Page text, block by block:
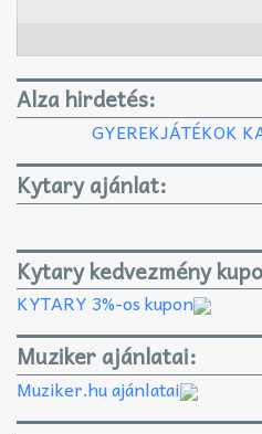
Alza hirdetés:
GYEREKJÁTÉKOK
Kytary ajánlat:
Kytary kedvezmény
KYTARY 3%-os kupon
Muziker ajánlatai:
Muziker.hu ajánlatai